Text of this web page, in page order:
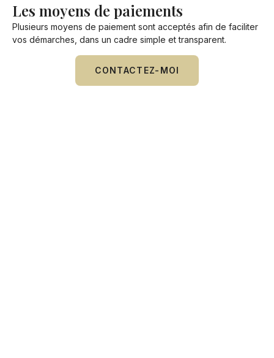
Les moyens de paiements
Plusieurs moyens de paiement sont acceptés afin de faciliter
vos démarches, dans un cadre simple et transparent.
CONTACTEZ-MOI